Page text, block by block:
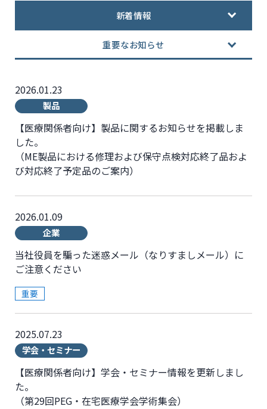
新着情報
重要なお知らせ
2026.01.23
製品
【医療関係者向け】製品に関するお知らせを掲載しま
した。
（ME製品における修理および保守点検対応終了品およ
び対応終了予定品のご案内）
2026.01.09
企業
当社役員を騙った迷惑メール（なりすましメール）に
ご注意ください
重要
2025.07.23
学会・セミナー
【医療関係者向け】学会・セミナー情報を更新しまし
た。
（第29回PEG・在宅医療学会学術集会）